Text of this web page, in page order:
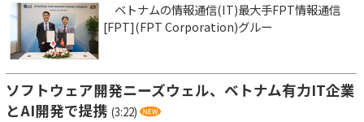
ベトナムの情報通信(IT)最大手FPT情報通信
[FPT](FPT Corporation)グルー
ソフトウェア開発ニーズウェル、ベトナム有力IT企業
とAI開発で提携 (3:22)